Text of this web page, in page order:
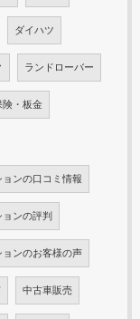
ダイハツ
ランドローバー
険・板金
ンの口コミ情報
ンの評判
ンのお客様の声
中古車販売